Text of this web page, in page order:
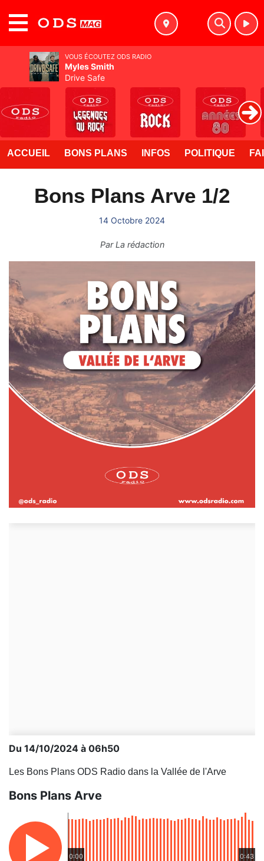
ACCUEIL BONS PLANS INFOS POLITIQUE
Bons Plans Arve 1/2
14 Octobre 2024
ParLa rédaction
Du 14/10/2024 à 06h50
Les Bons Plans ODS Radio dans la Vallée de l'Arve
Bons Plans Arve
0:00 0:43
VOUS ÉCOUTEZ ODS RADIO
Myles Smith
Drive Safe